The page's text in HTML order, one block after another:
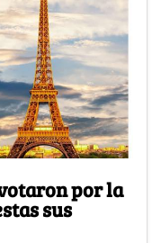
por la
sus